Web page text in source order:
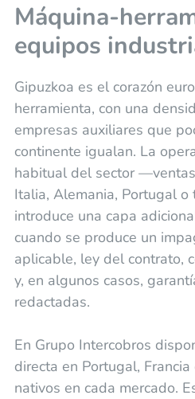
Máquina-
equipos
Gipuzkoa es el corazón
herramienta, con una
empresas auxiliares que
continente igualan. La
habitual del sector
Italia, Alemania, Portugal
introduce una capa
cuando se produce un
aplicable, ley del contrato,
y, en algunos casos,
redactadas.
En Grupo Intercobros
directa en Portugal,
nativos en cada mercado.